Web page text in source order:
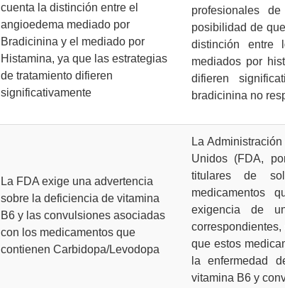
cuenta la distinción entre el
angioedema mediado por
Bradicinina y el mediado por
Histamina, ya que las estrategias
de tratamiento difieren
significativamente
profesionales
posibilidad de
distinción entre
mediados por
difieren
bradicinina no
La FDA exige una advertencia
sobre la deficiencia de vitamina
B6 y las convulsiones asociadas
con los medicamentos que
contienen Carbidopa/Levodopa
La
Unidos (FDA,
titulares de
medicamentos
exigencia de
que estos
la enfermedad
vitamina B6 y